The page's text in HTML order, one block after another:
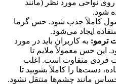
نواحی مورد نظر (مانند
شود.
کاملاً جذب شود. حس گرما
ایجاد می‌شود.
ترمو: به کاربران باید در مورد
حس معمولاً ملایم تا
فردی متفاوت است. اغلب
دست‌ها را کاملاً بشویید تا
مانند چشم‌ها منتقل نشود.